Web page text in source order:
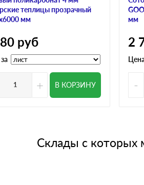
теплицы прозрачный
мм
руб
+ В КОРЗИНУ
мм
2
-
Склады с которых